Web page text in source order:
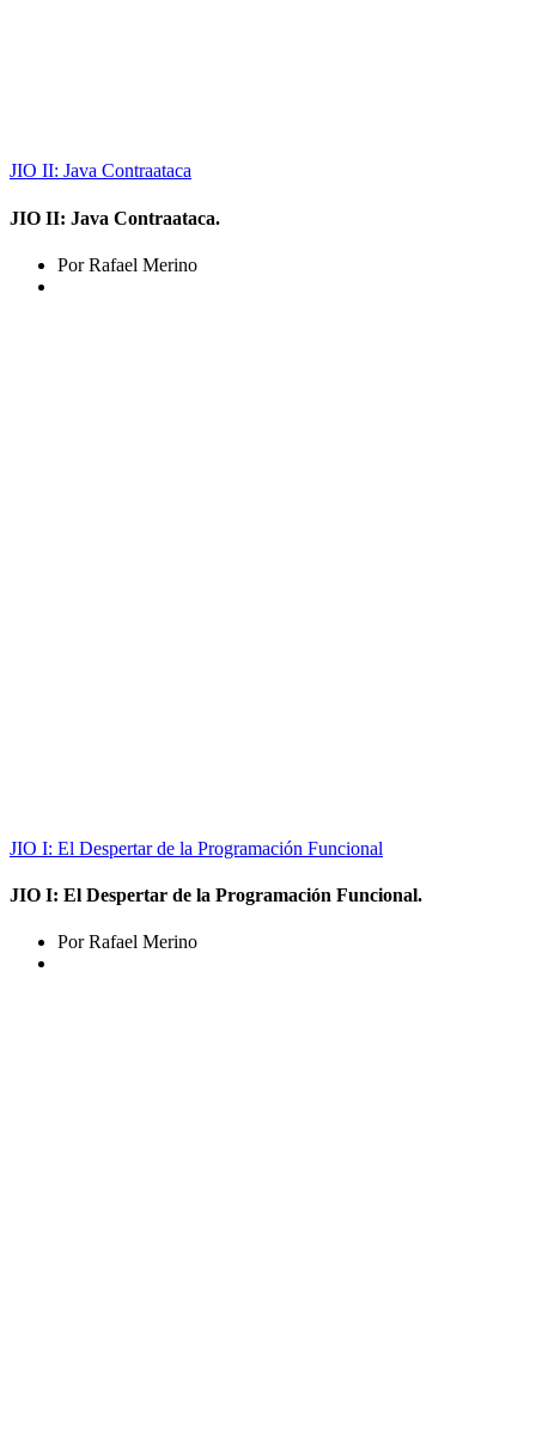
JIO II: Java Contraataca
JIO II: Java Contraataca.
Por Rafael Merino
JIO I: El Despertar de la Programación Funcional
JIO I: El Despertar de la Programación Funcional.
Por Rafael Merino